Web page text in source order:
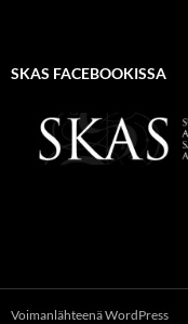
SKAS FACEBOOKISSA
Voimanlähteenä WordPress